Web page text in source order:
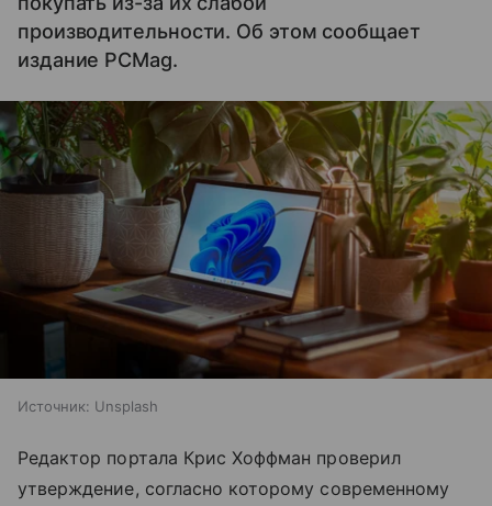
производительности. Об этом сообщает
издание PCMag.
Источник: Unsplash
Редактор портала Крис Хоффман проверил
утверждение, согласно которому современному